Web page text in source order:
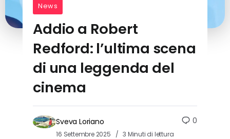
News
Addio a Robert
Redford: l’ultima scena
di una leggenda del
cinema
Sveva Loriano
16 Settembre 2025 3 Minuti di lettura
0